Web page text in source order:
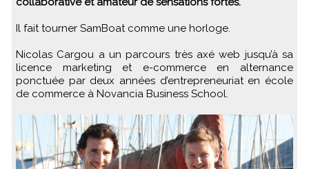
Il fait tourner SamBoat comme une horloge.
Nicolas Cargou a un parcours très axé web jusqu’à sa
licence marketing et e-commerce en alternance
ponctuée par deux années d’entrepreneuriat en école
de commerce à Novancia Business School.